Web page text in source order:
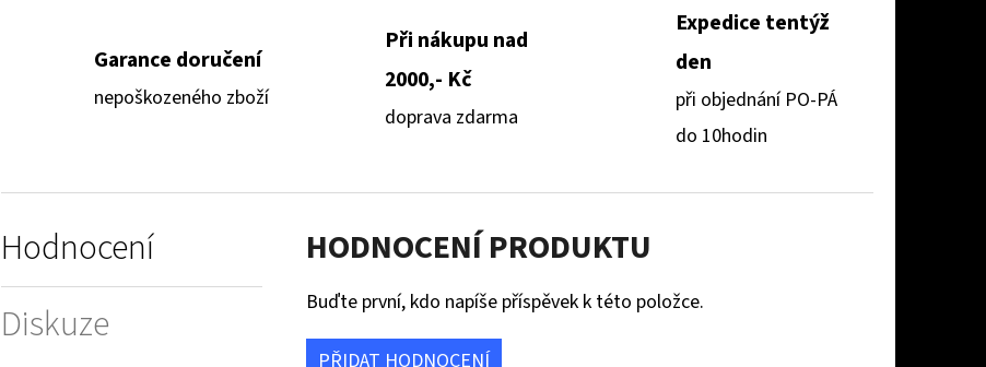
Garance doručení
nepoškozeného zboží
Při nákupu nad
2000,- Kč
doprava zdarma
Expedice tentýž
den
při objednání PO-PÁ
do 10hodin
Hodnocení
Diskuze
HODNOCENÍ PRODUKTU
Buďte první, kdo napíše příspěvek k této položce.
PŘIDAT HODNOCENÍ